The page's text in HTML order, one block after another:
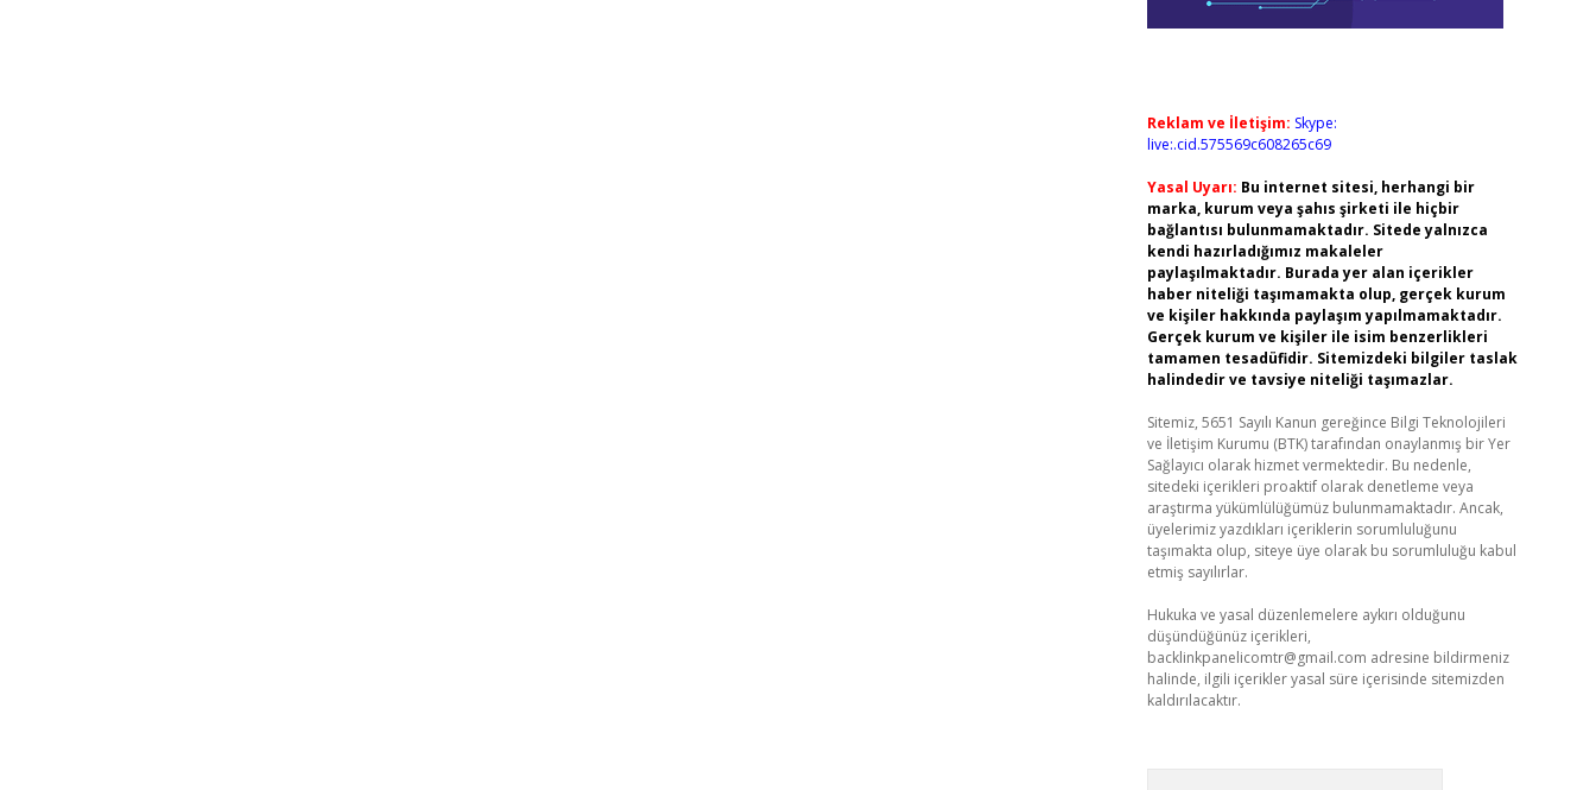
Reklam ve İletişim: Skype:
live:.cid.575569c608265c69
Yasal Uyarı: Bu internet sitesi, herhangi bir
marka, kurum veya şahıs şirketi ile hiçbir
bağlantısı bulunmamaktadır. Sitede yalnızca
kendi hazırladığımız makaleler
paylaşılmaktadır. Burada yer alan içerikler
haber niteliği taşımamakta olup, gerçek kurum
ve kişiler hakkında paylaşım yapılmamaktadır.
Gerçek kurum ve kişiler ile isim benzerlikleri
tamamen tesadüfidir. Sitemizdeki bilgiler taslak
halindedir ve tavsiye niteliği taşımazlar.
Sitemiz, 5651 Sayılı Kanun gereğince Bilgi Teknolojileri
ve İletişim Kurumu (BTK) tarafından onaylanmış bir Yer
Sağlayıcı olarak hizmet vermektedir. Bu nedenle,
sitedeki içerikleri proaktif olarak denetleme veya
araştırma yükümlülüğümüz bulunmamaktadır. Ancak,
üyelerimiz yazdıkları içeriklerin sorumluluğunu
taşımakta olup, siteye üye olarak bu sorumluluğu kabul
etmiş sayılırlar.
Hukuka ve yasal düzenlemelere aykırı olduğunu
düşündüğünüz içerikleri,
backlinkpanelicomtr@gmail.com adresine bildirmeniz
halinde, ilgili içerikler yasal süre içerisinde sitemizden
kaldırılacaktır.